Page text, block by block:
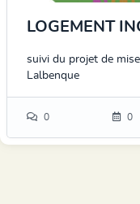
LOGEMENT
suivi du projet de
Lalbenque
0 0